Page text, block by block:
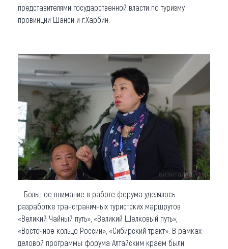
представителями государственной власти по туризму
провинции Шанси и г.Харбин.
Большое внимание в работе форума уделялось
разработке трансграничных туристских маршрутов
«Великий Чайный путь», «Великий Шелковый путь»,
«Восточное кольцо России», «Сибирский тракт». В рамках
деловой программы форума Алтайским краем были